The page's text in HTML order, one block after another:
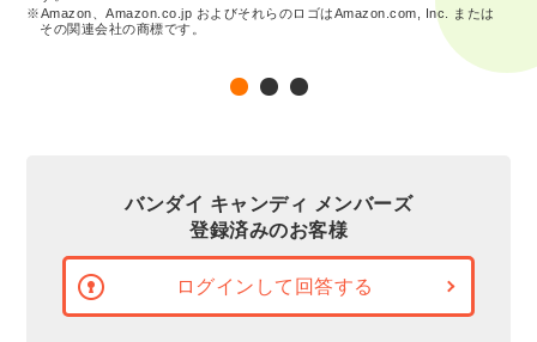
※Amazon、Amazon.co.jp およびそれらのロゴはAmazon.com, Inc. または
その関連会社の商標です。
バンダイ キャンディ メンバーズ
登録済みのお客様
ログインして回答する